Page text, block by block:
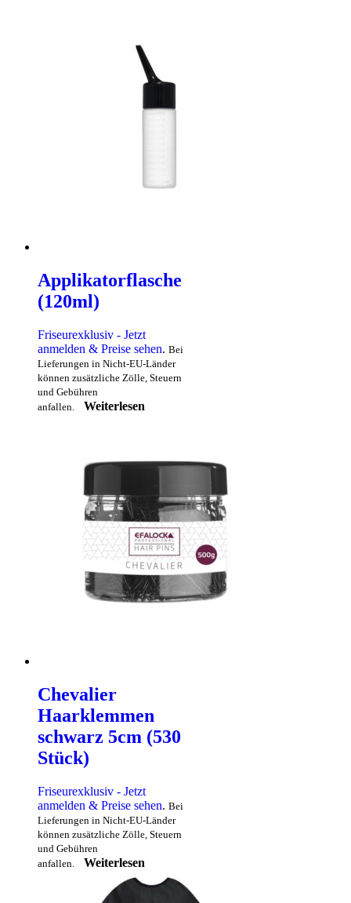
Applikatorflasche
(120ml)
Friseurexklusiv - Jetzt
anmelden & Preise sehen. Bei
Lieferungen in Nicht-EU-Länder
können zusätzliche Zölle, Steuern
und Gebühren
anfallen.
Weiterlesen
Chevalier
Haarklemmen
schwarz 5cm (530
Stück)
Friseurexklusiv - Jetzt
anmelden & Preise sehen. Bei
Lieferungen in Nicht-EU-Länder
können zusätzliche Zölle, Steuern
und Gebühren
anfallen.
Weiterlesen